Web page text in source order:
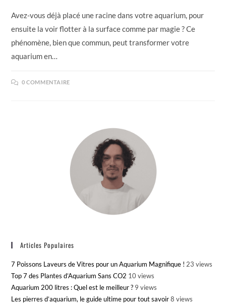
Avez-vous déjà placé une racine dans votre aquarium, pour
ensuite la voir flotter à la surface comme par magie ? Ce
phénomène, bien que commun, peut transformer votre
aquarium en…
0 COMMENTAIRE
Articles Populaires
7 Poissons Laveurs de Vitres pour un Aquarium Magnifique ! 23 views
Top 7 des Plantes d’Aquarium Sans CO2 10 views
Aquarium 200 litres : Quel est le meilleur ? 9 views
Les pierres d’aquarium, le guide ultime pour tout savoir 8 views